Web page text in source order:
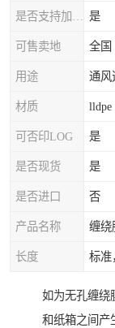
是
可售卖地 全国
用途 通风
材质 lldpe
可否印LOG 是
是否现货 是
是否进口 否
产品名称 缠绕
长度 标准
如为无孔缠绕
和纸箱之间产